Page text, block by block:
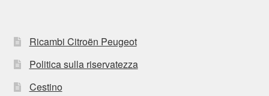
Ricambi Citroën Peugeot
Politica sulla riservatezza
Cestino